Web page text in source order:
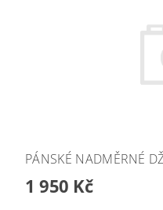
PÁNSKÉ NADMĚRNÉ
1 950 Kč